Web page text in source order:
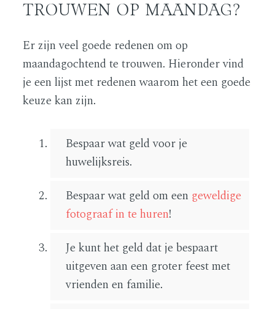
TROUWEN OP MAANDAG?
Er zijn veel goede redenen om op
maandagochtend te trouwen. Hieronder vind
je een lijst met redenen waarom het een goede
keuze kan zijn.
Bespaar wat geld voor je
huwelijksreis.
Bespaar wat geld om een geweldige
fotograaf in te huren!
Je kunt het geld dat je bespaart
uitgeven aan een groter feest met
vrienden en familie.